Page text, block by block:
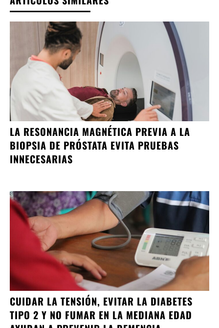
LA RESONANCIA MAGNÉTICA PREVIA A LA
BIOPSIA DE PRÓSTATA EVITA PRUEBAS
INNECESARIAS
CUIDAR LA TENSIÓN, EVITAR LA DIABETES
TIPO 2 Y NO FUMAR EN LA MEDIANA EDAD